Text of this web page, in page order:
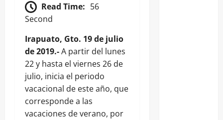
Read Time: 56
Second
Irapuato, Gto. 19 de julio
de 2019.-A partir del lunes
22 y hasta el viernes 26 de
julio, inicia el periodo
vacacional de este año, que
corresponde a las
vacaciones de verano, por